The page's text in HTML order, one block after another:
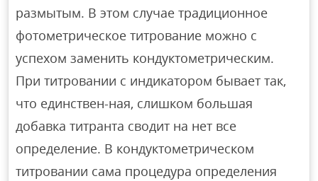
размытым. В этом случае традиционное
фотометрическое титрование можно с
успехом заменить кондуктометрическим.
При титровании с индикатором бывает так,
что единствен-ная, слишком большая
добавка титранта сводит на нет все
определение. В кондуктометрическом
титровании сама процедура определения